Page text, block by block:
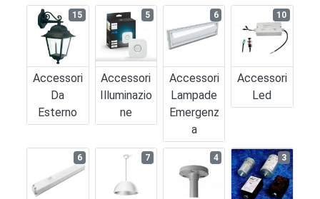
Accessori
Da
Esterno
15
Accessori
Illuminazio
Ne
5
Accessori
Lampade
Emergenz
A
6
Accessori
Led
10
6 7 4 3